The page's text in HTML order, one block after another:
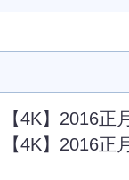
【4K】2016正
【4K】2016正